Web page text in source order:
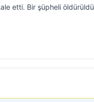
etti. Bir şüpheli